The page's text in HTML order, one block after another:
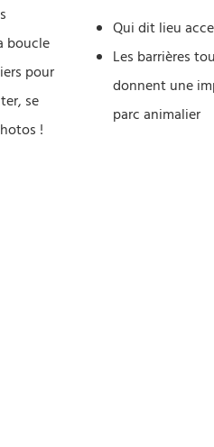
boucle
pour
se
!
Qui dit lieu
Les barrières
donnent une
parc animalier